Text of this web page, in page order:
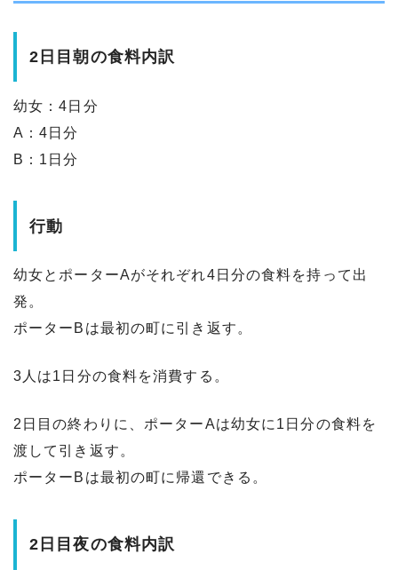
2日目朝の食料内訳
幼女：4日分
A：4日分
B：1日分
行動
幼女とポーターAがそれぞれ4日分の食料を持って出
発。
ポーターBは最初の町に引き返す。
3人は1日分の食料を消費する。
2日目の終わりに、ポーターAは幼女に1日分の食料を
渡して引き返す。
ポーターBは最初の町に帰還できる。
2日目夜の食料内訳